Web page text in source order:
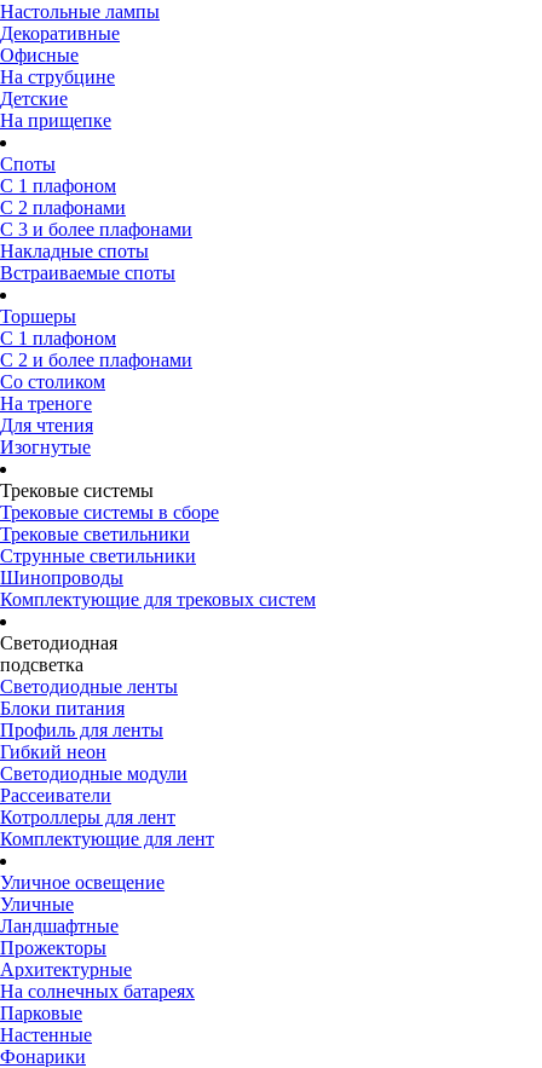
Настольные лампы
Декоративные
Офисные
На струбцине
Детские
На прищепке
Споты
С 1 плафоном
С 2 плафонами
С 3 и более плафонами
Накладные споты
Встраиваемые споты
Торшеры
С 1 плафоном
С 2 и более плафонами
Со столиком
На треноге
Для чтения
Изогнутые
Трековые системы
Трековые системы в сборе
Трековые светильники
Струнные светильники
Шинопроводы
Комплектующие для трековых систем
Светодиодная
подсветка
Светодиодные ленты
Блоки питания
Профиль для ленты
Гибкий неон
Светодиодные модули
Рассеиватели
Котроллеры для лент
Комплектующие для лент
Уличное освещение
Уличные
Ландшафтные
Прожекторы
Архитектурные
На солнечных батареях
Парковые
Настенные
Фонарики